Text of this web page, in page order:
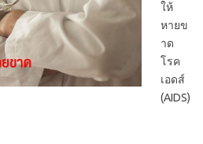
ให้
หายข
าด
โรค
เอดส์
(AIDS)